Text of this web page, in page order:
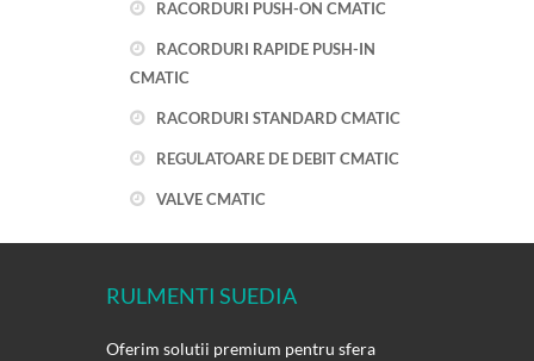
RACORDURI PUSH-ON CMATIC
RACORDURI RAPIDE PUSH-IN
CMATIC
RACORDURI STANDARD CMATIC
REGULATOARE DE DEBIT CMATIC
VALVE CMATIC
RULMENTI SUEDIA
Oferim solutii premium pentru sfera